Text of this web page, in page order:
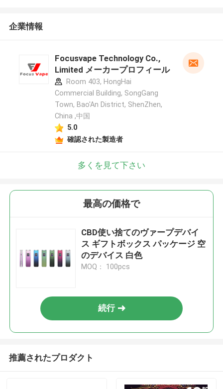
企業情報
Focusvape Technology Co.,
Limited メーカープロフィール
Room 403, HongHai
Commercial Building, SongGang
Town, Bao'An District, ShenZhen,
China ,中国
5.0
確認された製造者
多くを見て下さい
最高の価格で
CBD使い捨てのヴァープデバイ
ス ギフトボックス パッケージ 空
のデバイス 白色
MOQ： 100pcs
続行
推薦されたプロダクト